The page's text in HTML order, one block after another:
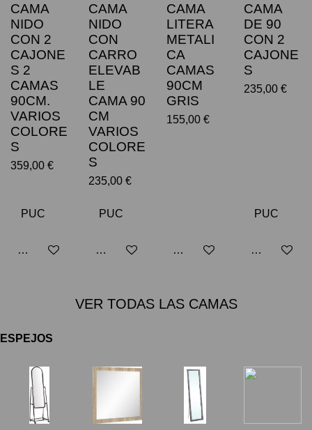
CAMA
NIDO
CON 2
CAJONE
S 2
CAMAS
90CM.
VARIOS
COLORE
S
359,00 €
Avisarme cuando esté disponible
CAMA
NIDO
CON
CARRO
ELEVAB
LE
CAMA 90
CM
VARIOS
COLORE
S
235,00 €
Añadir al carrito
CAMA
LITERA
METALI
CA
CAMAS
90CM
GRIS
155,00 €
Añadir al carrito
CAMA
DE 90
CON 2
CAJONE
S
235,00 €
Añadir al
VER TODAS LAS CAMAS
ESPEJOS